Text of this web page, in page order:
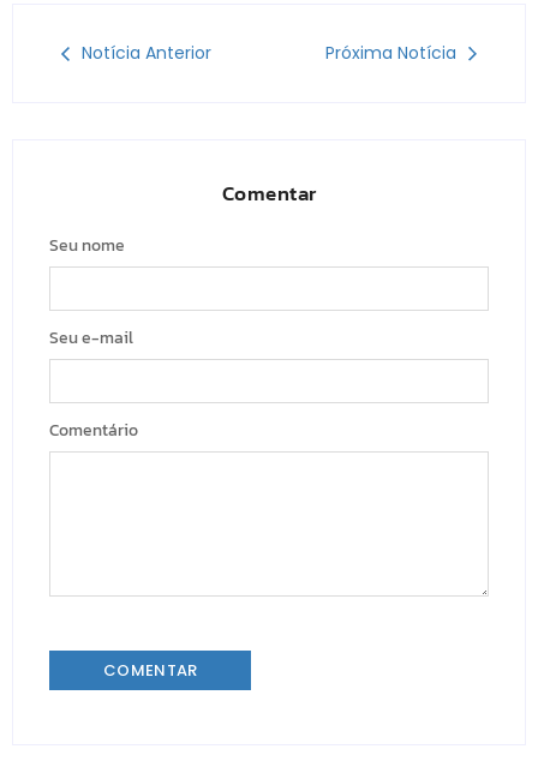
Notícia Anterior Próxima Notícia
Comentar
Seu nome
Seu e-mail
Comentário